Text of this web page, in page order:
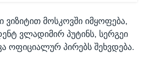
ვიზიტით მოსკოვში იმყოფება,
ვლადიმირ პუტინს, სერგეი
ოფიციალურ პირებს შეხვდება.